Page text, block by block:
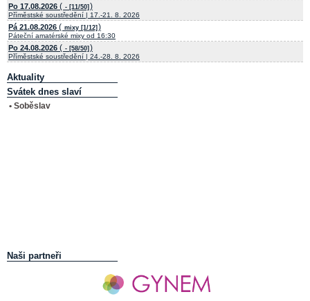
Po 17.08.2026 ( - [11/50] )
Příměstské soustředění | 17.-21. 8. 2026
Pá 21.08.2026 ( mixy [1/12] )
Páteční amatérské mixy od 16:30
Po 24.08.2026 ( - [58/50] )
Příměstské soustředění | 24.-28. 8. 2026
Aktuality
Svátek dnes slaví
• Soběslav
Naši partneři